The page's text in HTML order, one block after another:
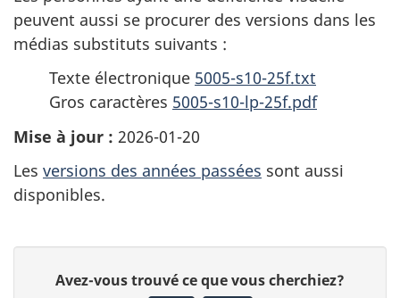
peuvent aussi se procurer des versions dans les
médias substituts suivants :
Texte électronique 5005-s10-25f.txt
Gros caractères 5005-s10-lp-25f.pdf
Mise à jour : 2026-01-20
Les versions des années passées sont aussi
disponibles.
Avez-vous trouvé ce que vous cherchiez?